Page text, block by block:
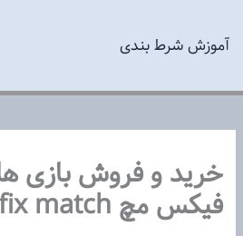
محتواآموزش شرط بندی
خرید و فروش بازی
فیکس مچ fix match